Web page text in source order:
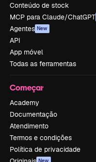
Conteúdo de stock
MCP para Claude/ChatGPT
Agentes New
API
App móvel
Todas as ferramentas
Começar
Academy
Documentação
Atendimento
Termos e condições
Política de privacidade
New